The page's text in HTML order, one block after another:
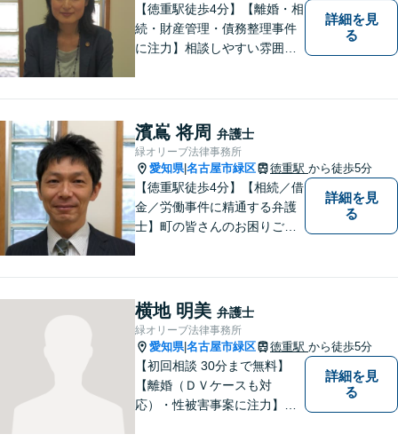
【徳重駅徒歩4分】【離婚・相
続・財産管理・債務整理事件
に注力】相談しやすい雰囲気
詳細を見
る
濱嶌 将周 弁護士
緑オリーブ法律事務所
愛知県|名古屋市緑区 徳重駅 から徒歩5分
【徳重駅徒歩4分】【相続／借
金／労働事件に精通する弁護
士】町の皆さんのお困りごと
バー等の情報問題にも意欲高
く取り組みます。お困りごと
があれば。お気軽にご相談く
ださい。
詳細を見
る
横地 明美 弁護士
緑オリーブ法律事務所
愛知県|名古屋市緑区 徳重駅 から徒歩5分
【初回相談 30分まで無料】
【離婚（ＤＶケースも対
応）・性被害事案に注力】
詳細を見
る